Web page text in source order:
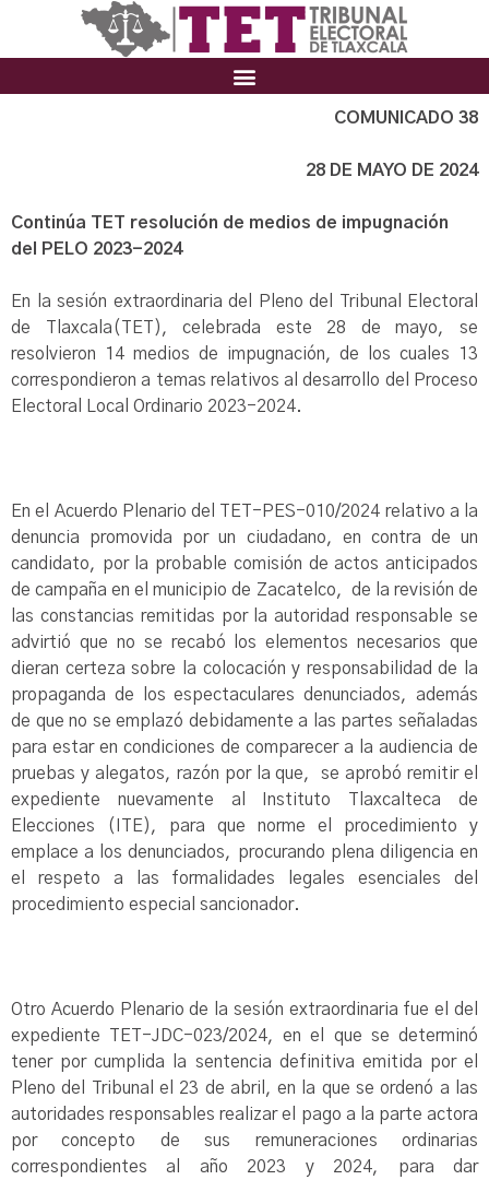
COMUNICADO 38
28 DE MAYO DE 2024
Continúa TET resolución de medios de impugnación
del PELO 2023-2024
En la sesión extraordinaria del Pleno del Tribunal Electoral
de Tlaxcala(TET), celebrada este 28 de mayo, se
resolvieron 14 medios de impugnación, de los cuales 13
correspondieron a temas relativos al desarrollo del Proceso
Electoral Local Ordinario 2023-2024.
En el Acuerdo Plenario del TET-PES-010/2024 relativo a la
denuncia promovida por un ciudadano, en contra de un
candidato, por la probable comisión de actos anticipados
de campaña en el municipio de Zacatelco, de la revisión de
las constancias remitidas por la autoridad responsable se
advirtió que no se recabó los elementos necesarios que
dieran certeza sobre la colocación y responsabilidad de la
propaganda de los espectaculares denunciados, además
de que no se emplazó debidamente a las partes señaladas
para estar en condiciones de comparecer a la audiencia de
pruebas y alegatos, razón por la que, se aprobó remitir el
expediente nuevamente al Instituto Tlaxcalteca de
Elecciones (ITE), para que norme el procedimiento y
emplace a los denunciados, procurando plena diligencia en
el respeto a las formalidades legales esenciales del
procedimiento especial sancionador.
Otro Acuerdo Plenario de la sesión extraordinaria fue el del
expediente TET-JDC-023/2024, en el que se determinó
tener por cumplida la sentencia definitiva emitida por el
Pleno del Tribunal el 23 de abril, en la que se ordenó a las
autoridades responsables realizar el pago a la parte actora
por concepto de sus remuneraciones ordinarias
correspondientes al año 2023 y 2024, para dar